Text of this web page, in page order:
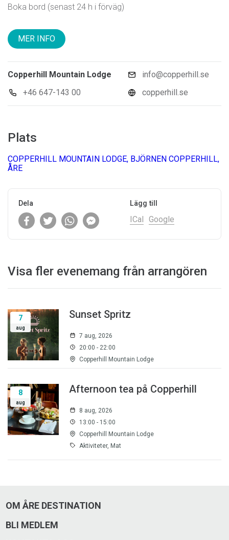
Boka bord (senast 24 h i förväg)
MER INFO
Copperhill Mountain Lodge
+46 647-143 00
info@copperhill.se
copperhill.se
Plats
COPPERHILL MOUNTAIN LODGE, BJÖRNEN COPPERHILL,
ÅRE
Dela Lägg till
ICal Google
Visa fler evenemang från arrangören
7
aug
Sunset Spritz
7 aug, 2026
20:00 - 22:00
Copperhill Mountain Lodge
8
aug
Afternoon tea på Copperhill
8 aug, 2026
13:00 - 15:00
Copperhill Mountain Lodge
Aktiviteter, Mat
OM ÅRE DESTINATION
BLI MEDLEM